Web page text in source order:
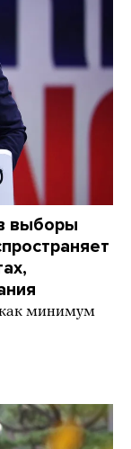
выборы
минимум